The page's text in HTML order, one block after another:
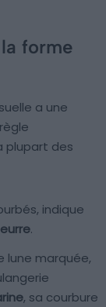
forme
a une
plupart des
indique
.
lune marquée,
, sa courbure